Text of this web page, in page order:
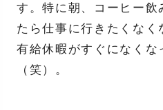
す。特に朝、コーヒー飲
たら仕事に行きたくなく
有給休暇がすぐになくな
（笑）。